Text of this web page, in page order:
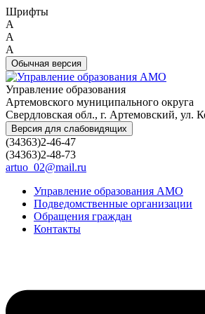
Шрифты
A
A
A
Обычная версия
Управление образования
Артемовского муниципального округа
Свердловская обл., г. Артемовский, ул.
Версия для слабовидящих
(34363)2-46-47
(34363)2-48-73
artuo_02@mail.ru
Управление образования АМО
Подведомственные организации
Обращения граждан
Контакты